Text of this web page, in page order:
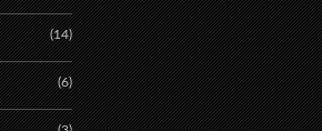
(14)
(6)